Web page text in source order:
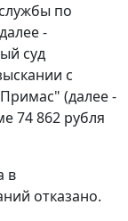
по
-
суд
с
(далее -
74 862 рубля
в
отказано.